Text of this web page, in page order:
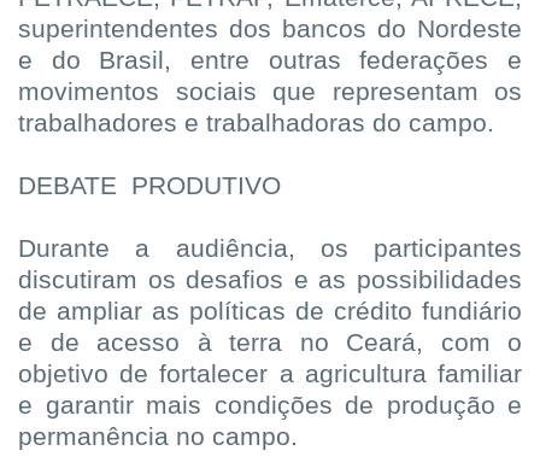
superintendentes dos bancos do Nordeste
e do Brasil, entre outras federações e
movimentos sociais que representam os
trabalhadores e trabalhadoras do campo.
DEBATE PRODUTIVO
Durante a audiência, os participantes
discutiram os desafios e as possibilidades
de ampliar as políticas de crédito fundiário
e de acesso à terra no Ceará, com o
objetivo de fortalecer a agricultura familiar
e garantir mais condições de produção e
permanência no campo.